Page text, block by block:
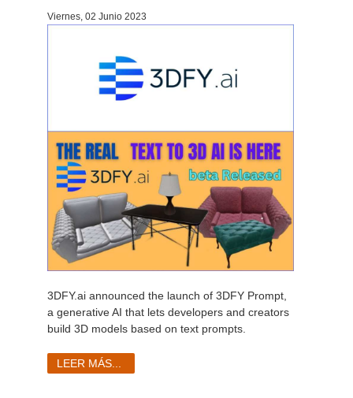
Envío de trabajo de Rhino
Softimage
LightWave
SketchUp
Viernes, 02 Junio 2023
3DFY.ai announced the launch of 3DFY Prompt,
a generative AI that lets developers and creators
build 3D models based on text prompts.
LEER MÁS...